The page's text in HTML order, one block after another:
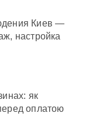
Киев —
настройка
як
оплатою